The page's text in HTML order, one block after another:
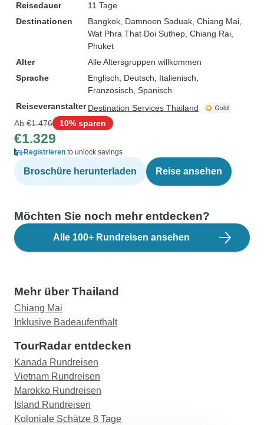
Reisedauer
11 Tage
Destinationen
Bangkok , Damnoen Saduak , Chiang Mai
Wat Phra That Doi Suthep , Chiang Rai
Phuket
Alter
Alle Altersgruppen willkommen
Sprache
Englisch, Deutsch, Italienisch,
Französisch, Spanisch
Reiseveranstalter Destination Services Thailand
Ab €1.476 10% sparen
€1.329
Registrieren to unlock savings
Broschüre herunterladen Reise ansehen
Möchten Sie noch mehr entdecken?
Alle 100+ Rundreisen ansehen
Mehr über Thailand
Chiang Mai
Inklusive Badeaufenthalt
TourRadar entdecken
Kanada Rundreisen
Vietnam Rundreisen
Marokko Rundreisen
Island Rundreisen
Koloniale Schätze 8 Tage